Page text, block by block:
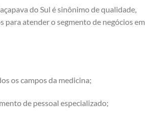
do Sul é sinônimo de qualidade,
atender o segmento de negócios em
os campos da medicina;
de pessoal especializado;